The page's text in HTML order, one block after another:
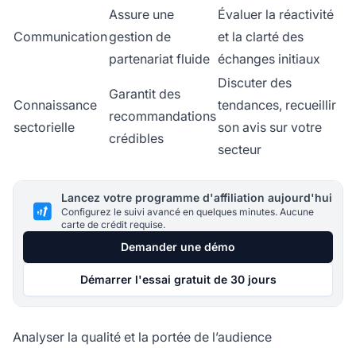
Communication
Assure une
gestion de
partenariat fluide
Évaluer la réactivité
et la clarté des
échanges initiaux
Connaissance
sectorielle
Garantit des
recommandations
crédibles
Discuter des
tendances, recueillir
son avis sur votre
secteur
Lancez votre programme d'affiliation aujourd'hui
Configurez le suivi avancé en quelques minutes. Aucune
carte de crédit requise.
Demander une démo
Démarrer l'essai gratuit de 30 jours
Analyser la qualité et la portée de l’audience